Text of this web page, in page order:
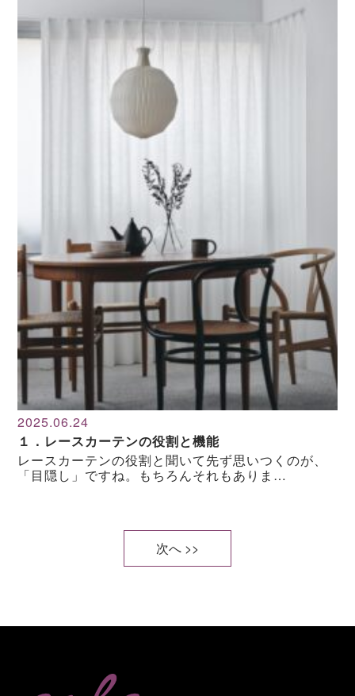
2025.06.24
１．レースカーテンの役割と機能
レースカーテンの役割と聞いて先ず思いつくのが、
「目隠し」ですね。もちろんそれもありま…
次へ >>